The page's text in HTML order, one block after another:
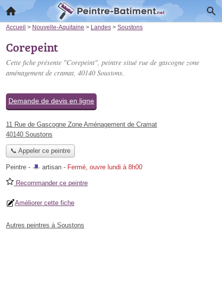
Accueil > Nouvelle-Aquitaine > Landes > Soustons
Corepeint
Cette fiche présente "Corepeint", peintre situé rue de gascogne zone
aménagement de cramat, 40140 Soustons.
Demande de devis en ligne
11 Rue de Gascogne Zone Aménagement de Cramat
40140 Soustons
📞 Appeler ce peintre
Peintre - artisan - Fermé, ouvre lundi à 8h00
Recommander ce peintre
Améliorer cette fiche
Autres peintres à Soustons